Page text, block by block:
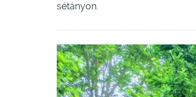
sétányon.